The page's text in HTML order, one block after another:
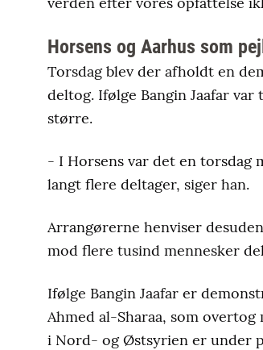
Horsens og Aarhus som
Torsdag blev der afholdt en
deltog. Ifølge Bangin Jaafar
større.
- I Horsens var det en torsdag
langt flere deltager, siger han.
Arrangørerne henviser
mod flere tusind mennesker
Ifølge Bangin Jaafar er
Ahmed al-Sharaa, som
i Nord- og Østsyrien er under